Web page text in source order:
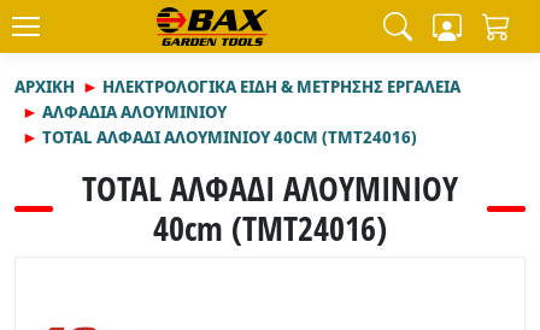
ΑΡΧΙΚΉ
ΗΛΕΚΤΡΟΛΟΓΙΚΑ ΕΙΔΗ & ΜΕΤΡΗΣΗΣ ΕΡΓΑΛΕΙΑ
ΑΛΦΑΔΙΑ ΑΛΟΥΜΙΝΙΟΥ
TOTAL ΑΛΦΑΔΙ ΑΛΟΥΜΙΝΙΟΥ 40CM (TMT24016)
TOTAL ΑΛΦΑΔΙ ΑΛΟΥΜΙΝΙΟΥ
40cm (TMT24016)